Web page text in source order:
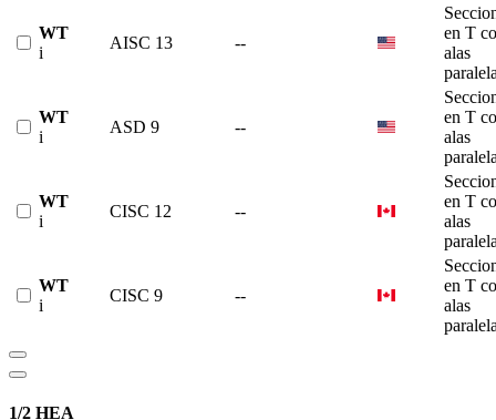
WT
i
AISC 13 --
en T
alas
WT
i
ASD 9 --
en T
alas
WT
i
CISC 12 --
en T
alas
WT
i
CISC 9 --
en T
alas
1/2 HEA